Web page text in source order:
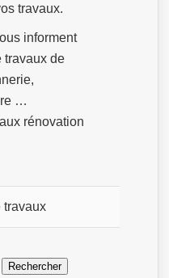
travaux.
informent
travaux de
…
rénovation
travaux